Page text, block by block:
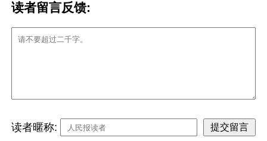
读者留言反馈:
读者暱称: